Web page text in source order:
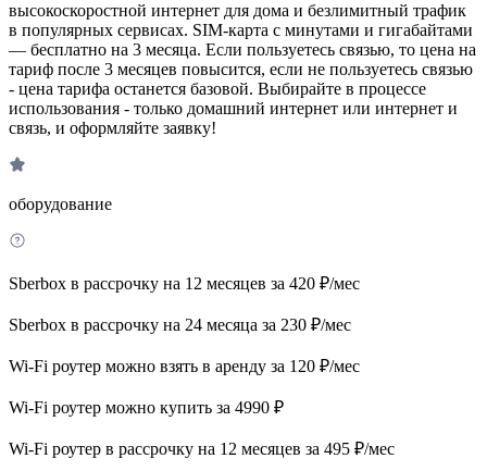
высокоскоростной интернет для дома и безлимитный трафик
в популярных сервисах. SIM-карта с минутами и гигабайтами
— бесплатно на 3 месяца. Если пользуетесь связью, то цена на
тариф после 3 месяцев повысится, если не пользуетесь связью
- цена тарифа останется базовой. Выбирайте в процессе
использования - только домашний интернет или интернет и
связь, и оформляйте заявку!
оборудование
Sberbox в рассрочку на 12 месяцев за 420 ₽/мес
Sberbox в рассрочку на 24 месяца за 230 ₽/мес
Wi-Fi роутер можно взять в аренду за 120 ₽/мес
Wi-Fi роутер можно купить за 4990 ₽
Wi-Fi роутер в рассрочку на 12 месяцев за 495 ₽/мес